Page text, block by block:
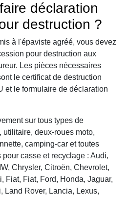
déclaration
destruction ?
à l'épaviste agréé, vous devez
pour destruction aux
Les pièces nécessaires
le certificat de destruction
et le formulaire de déclaration
sur tous types de
utilitaire, deux-roues moto,
camping-car et toutes
casse et recyclage : Audi,
Chrysler, Citroën, Chevrolet,
Fiat, Fiat, Ford, Honda, Jaguar,
Land Rover, Lancia, Lexus,